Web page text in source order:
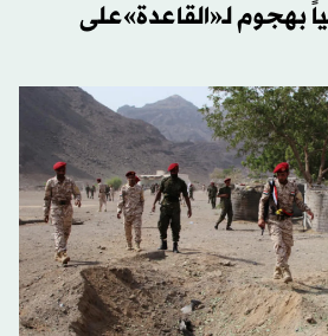
يمنياً بهجوم لـ«القاعدة»على